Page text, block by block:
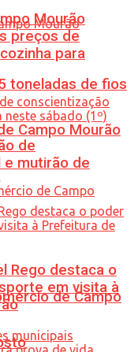
toneladas de fios
Campo Mourão
de Campo
Mourão
preços de
para
de
mutirão de
Rego destaca o
em visita à